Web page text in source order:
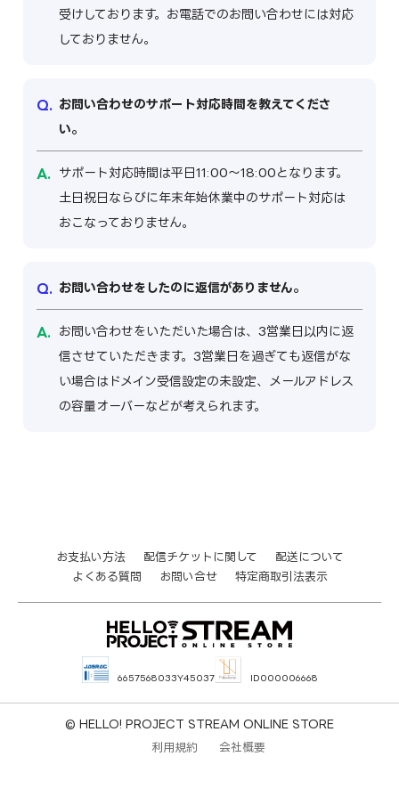
受けしております。お電話でのお問い合わせには対応
しておりません。
お問い合わせのサポート対応時間を教えてくださ
い。
サポート対応時間は平日11:00～18:00となります。
土日祝日ならびに年末年始休業中のサポート対応は
おこなっておりません。
お問い合わせをしたのに返信がありません。
お問い合わせをいただいた場合は、3営業日以内に返
信させていただきます。3営業日を過ぎても返信がな
い場合はドメイン受信設定の未設定、メールアドレス
の容量オーバーなどが考えられます。
6657568033Y45037 ID000006668
お支払い方法 配信チケットに関して
配送について
よくある質問
お問い合せ 特定商取引法表示
© HELLO! PROJECT STREAM ONLINE STORE
利用規約
会社概要